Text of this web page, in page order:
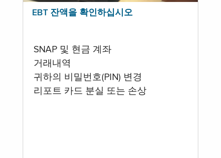
EBT 잔액을 확인하십시오
SNAP 및 현금 계좌
거래내역
귀하의 비밀번호(PIN) 변경
리포트 카드 분실 또는 손상